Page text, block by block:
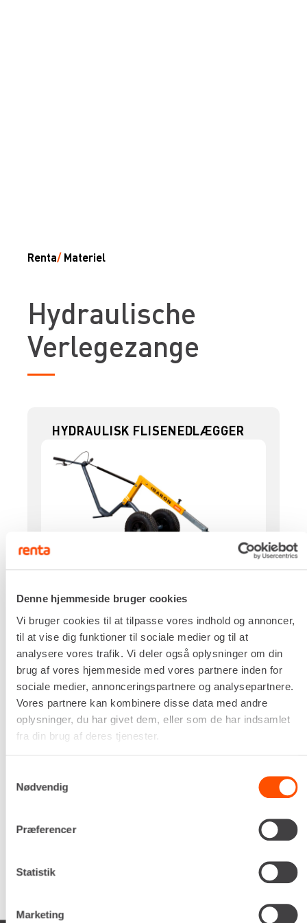
Denne hjemmeside bruger cookies
Vi bruger cookies til at tilpasse vores indhold og annoncer,
til at vise dig funktioner til sociale medier og til at
analysere vores trafik. Vi deler også oplysninger om din
brug af vores hjemmeside med vores partnere inden for
sociale medier, annonceringspartnere og analysepartnere.
Vores partnere kan kombinere disse data med andre
oplysninger, du har givet dem, eller som de har indsamlet
fra din brug af deres tjenester.
Nødvendig
Præferencer
Statistik
Marketing
Renta/ Materiel
Hydraulische
Verlegezange
HYDRAULISK FLISENEDLÆGGER
100 kg
Flisestørrelse
400 - 800 mm
Egenvægt
37,0 kg
Pr. dag DKK 546,00
Ekskl. moms
Renta udlejer kun til erhverv. Gyldigt CVR-
LEJ NU